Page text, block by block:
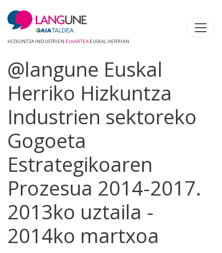
HIZKUNTZA INDUSTRIEN ELKARTEA EUSKAL HERRIAN
@langune Euskal
Herriko Hizkuntza
Industrien sektoreko
Gogoeta
Estrategikoaren
Prozesua 2014-2017.
2013ko uztaila -
2014ko martxoa